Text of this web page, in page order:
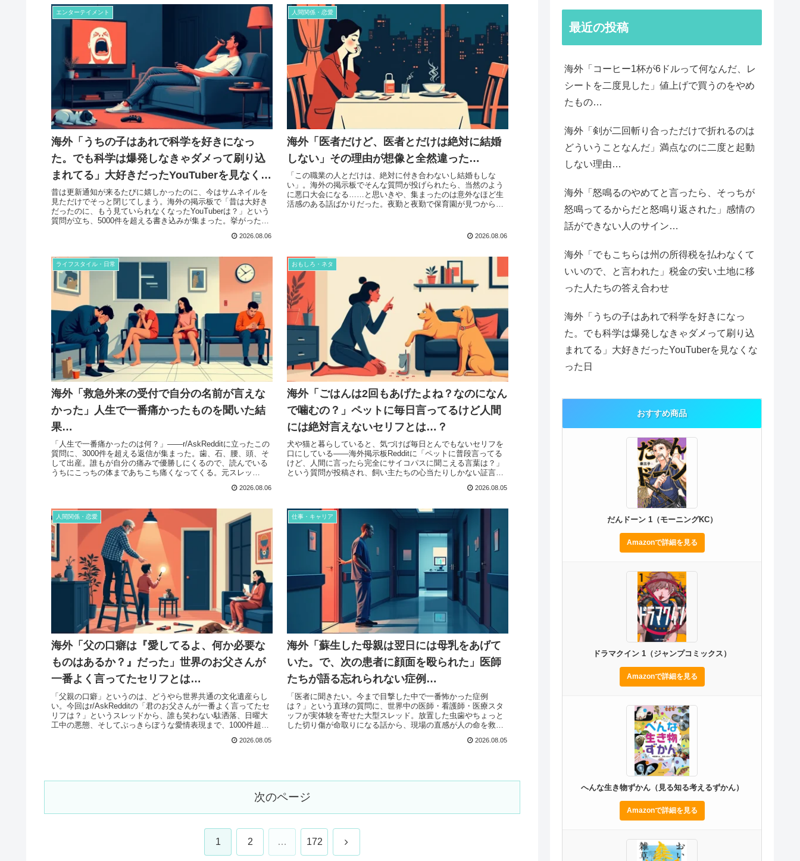
エンターテイメント
海外「うちの子はあれで科学を好きになっ
た。でも科学は爆発しなきゃダメって刷り込
まれてる」大好きだったYouTuberを見なくな
った日
昔は更新通知が来るたびに嬉しかったのに、今はサムネイルを
見ただけでそっと閉じてしまう。海外の掲示板で「昔は大好き
だったのに、もう見ていられなくなったYouTuberは？」という
質問が立ち、5000件を超える書き込みが集まった。挙がった名
2026.08.06
人間関係・恋愛
海外「医者だけど、医者とだけは絶対に結婚
しない」その理由が想像と全然違った…
「この職業の人とだけは、絶対に付き合わないし結婚もしな
い」。海外の掲示板でそんな質問が投げられたら、当然のよう
に悪口大会になる……と思いきや、集まったのは意外なほど生
活感のある話ばかりだった。夜勤と夜勤で保育園が見つからな
2026.08.06
ライフスタイル・日常
海外「救急外来の受付で自分の名前が言えな
かった」人生で一番痛かったものを聞いた結
果…
「人生で一番痛かったのは何？」——r/AskRedditに立ったこの
質問に、3000件を超える返信が集まった。歯、石、腰、頭、そ
して出産。誰もが自分の痛みで優勝しにくるので、読んでいる
うちにこっちの体まであちこち痛くなってくる。元スレッ
2026.08.06
おもしろ・ネタ
海外「ごはんは2回もあげたよね？なのになん
で噛むの？」ペットに毎日言ってるけど人間
には絶対言えないセリフとは…？
犬や猫と暮らしていると、気づけば毎日とんでもないセリフを
口にしている——海外掲示板Redditに「ペットに普段言ってる
けど、人間に言ったら完全にサイコパスに聞こえる言葉は？」
という質問が投稿され、飼い主たちの心当たりしかない証言が
2026.08.05
人間関係・恋愛
海外「父の口癖は『愛してるよ、何か必要な
ものはあるか？』だった」世界のお父さんが
一番よく言ってたセリフとは…
「父親の口癖」というのは、どうやら世界共通の文化遺産らし
い。今回はr/AskRedditの「君のお父さんが一番よく言ってたセ
リフは？」というスレッドから、誰も笑わない駄洒落、日曜大
工中の悪態、そしてぶっきらぼうな愛情表現まで、1000件超
2026.08.05
仕事・キャリア
海外「蘇生した母親は翌日には母乳をあげて
いた。で、次の患者に顔面を殴られた」医師
たちが語る忘れられない症例…
「医者に聞きたい。今まで目撃した中で一番怖かった症例
は？」という直球の質問に、世界中の医師・看護師・医療スタ
ッフが実体験を寄せた大型スレッド。放置した虫歯やちょっと
した切り傷が命取りになる話から、現場の直感が人の命を救っ
2026.08.05
次のページ
1 2 … 172 次
最近の投稿
海外「コーヒー1杯が6ドルって何なんだ、レ
シートを二度見した」値上げで買うのをやめ
たもの…
海外「剣が二回斬り合っただけで折れるのは
どういうことなんだ」満点なのに二度と起動
しない理由…
海外「怒鳴るのやめてと言ったら、そっちが
怒鳴ってるからだと怒鳴り返された」感情の
話ができない人のサイン…
海外「でもこちらは州の所得税を払わなくて
いいので、と言われた」税金の安い土地に移
った人たちの答え合わせ
海外「うちの子はあれで科学を好きになっ
た。でも科学は爆発しなきゃダメって刷り込
まれてる」大好きだったYouTuberを見なくな
った日
おすすめ商品
だんドーン 1（モーニングKC）
Amazonで詳細を見る
ドラマクイン 1（ジャンプコミックス）
Amazonで詳細を見る
へんな生き物ずかん（見る知る考えるずかん）
Amazonで詳細を見る